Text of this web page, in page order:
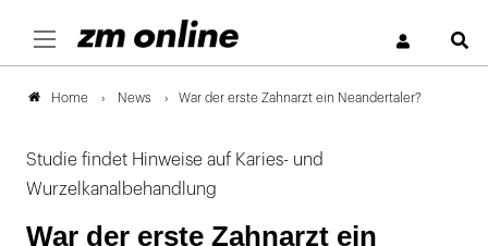
Home News War der erste Zahnarzt ein Neandertaler?
Studie findet Hinweise auf Karies- und
Wurzelkanalbehandlung
War der erste Zahnarzt ein